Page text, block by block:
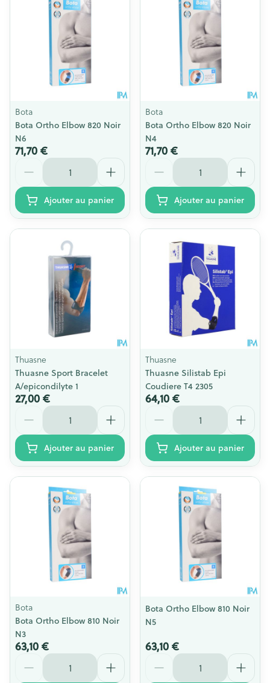
Bota
Bota Ortho Elbow 820 Noir
N6
71,70 €
Quantité
Ajouter au panier
Bota
Bota Ortho Elbow 820 Noir
N4
71,70 €
Quantité
Ajouter au panier
Thuasne
Thuasne Sport Bracelet
A/epicondilyte 1
27,00 €
Quantité
Ajouter au panier
Thuasne
Thuasne Silistab Epi
Coudiere T4 2305
64,10 €
Quantité
Ajouter au panier
Bota
Bota Ortho Elbow 810 Noir
N3
63,10 €
Quantité
Bota Ortho Elbow 810 Noir
N5
63,10 €
Quantité